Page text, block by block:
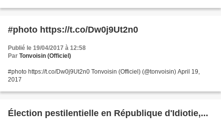
#photo https://t.co/Dw0j9Ut2n0
Publié le 19/04/2017 à 12:58
Par Tonvoisin (Officiel)
#photo https://t.co/Dw0j9Ut2n0 Tonvoisin (Officiel) (@tonvoisin) April 19,
2017
Élection pestilentielle en République d'Idiotie,...